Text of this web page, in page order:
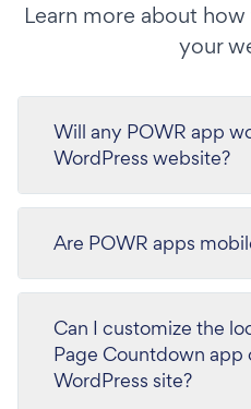
Learn more about
your
Will any POWR app
WordPress website?
Are POWR apps
Can I customize the
Page Countdown app
WordPress site?